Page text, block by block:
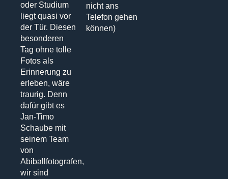
oder Studium
liegt quasi vor
der Tür. Diesen
besonderen
Tag ohne tolle
Fotos als
Erinnerung zu
erleben, wäre
traurig. Denn
dafür gibt es
Jan-Timo
Schaube mit
seinem Team
von
Abiballfotografen,
wir sind
nicht ans
Telefon gehen
können)